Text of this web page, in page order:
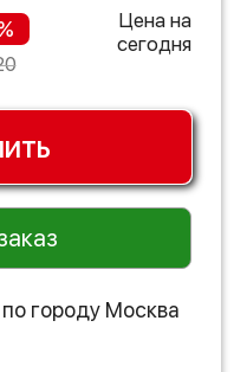
Цена на
сегодня
городу Москва